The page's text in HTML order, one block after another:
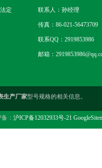
定 联系人：孙经理
传真：86-021-56473709
联系QQ：2919853986
邮箱：
生产厂家型号规格的相关信息。
： 沪ICP备12032933号-21